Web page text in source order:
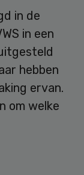
in de
in een
hebben
ervan.
om welke